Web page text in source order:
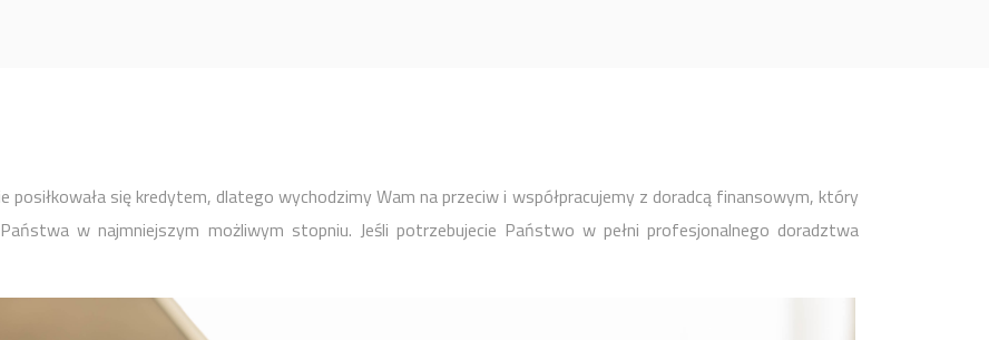
posiłkowała się kredytem, dlatego wychodzimy Wam na przeciw i współpracujemy z doradcą finansowym, który
w najmniejszym możliwym stopniu. Jeśli potrzebujecie Państwo w pełni profesjonalnego doradztwa